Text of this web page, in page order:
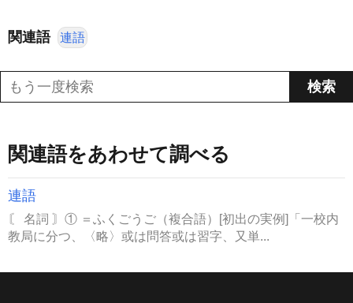
関連語 連語
関連語をあわせて調べる
連語
〘 名詞 〙① ＝ふくごうご（複合語）[初出の実例]「一校内
教局に分つ、〈略〉或は問答或は習字、又単...